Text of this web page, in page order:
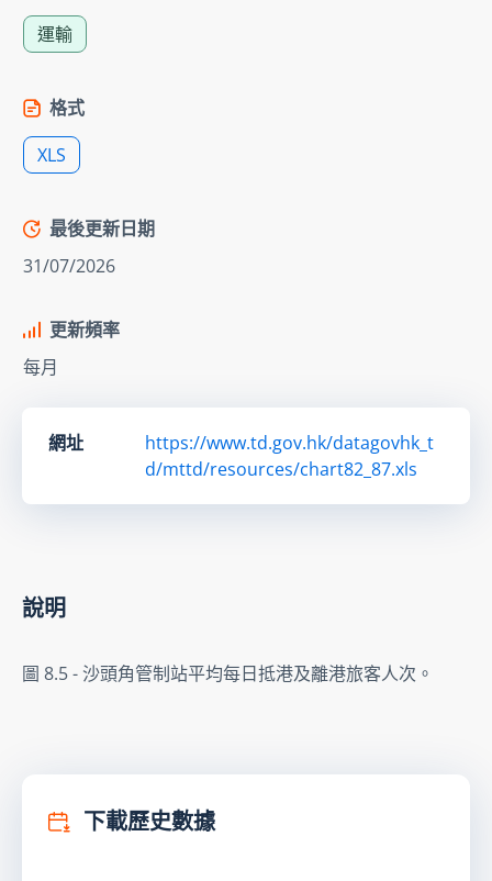
運輸
格式
XLS
最後更新日期
31/07/2026
更新頻率
每月
網址
https://www.td.gov.hk/datagovhk_t
d/mttd/resources/chart82_87.xls
說明
圖 8.5 - 沙頭角管制站平均每日抵港及離港旅客人次。
下載歷史數據